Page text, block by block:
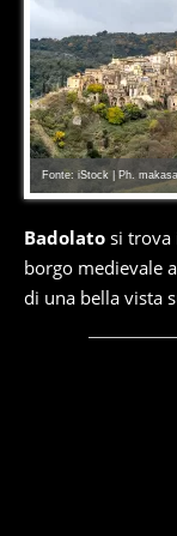
Fonte: iStock | Ph.
Badolato si trova
borgo medievale
di una bella vista